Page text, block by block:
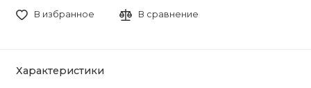
В избранное В сравнение
Характеристики